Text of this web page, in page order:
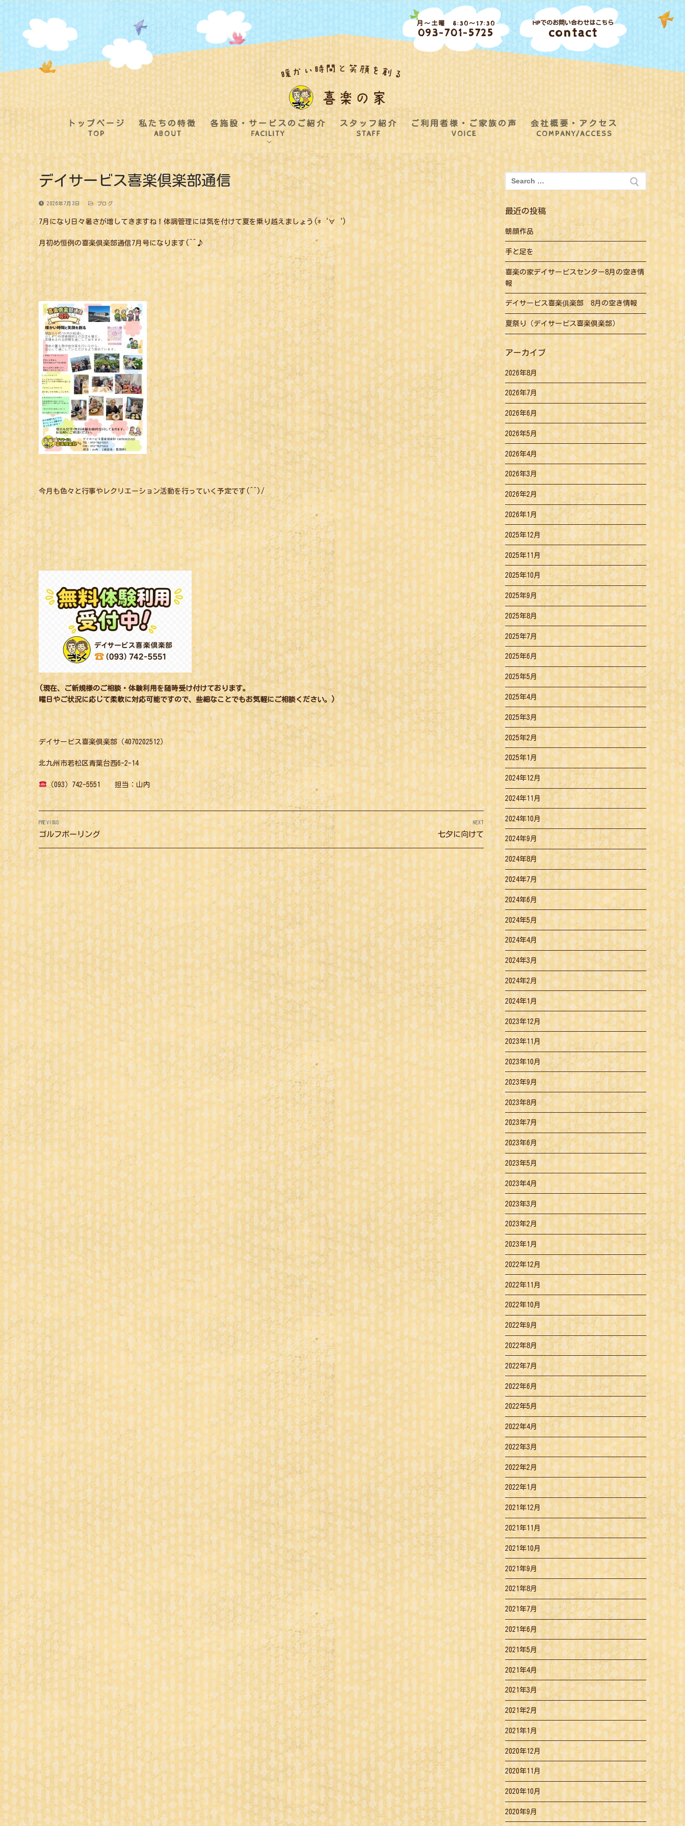
コ
ツ
ス
キ
ッ
プ
月～土曜 8:30～17:30
093-701-5725
HPでのお問い合わせはこちら
contact
トップページ
TOP
私たちの特徴
ABOUT
各施設・サービスのご紹介
FACILITY
スタッフ紹介
STAFF
ご利用者様・ご家族の声
VOICE
会社概要・アクセス
COMPANY/ACCESS
デイサービス喜楽倶楽部通信
2026年7月3日 ブログ
7月になり日々暑さが増してきますね！体調管理には気を付けて夏を乗り越えましょう(*‘∀‘)
月初め恒例の喜楽倶楽部通信7月号になります(^^♪
今月も色々と行事やレクリエーション活動を行っていく予定です(^^)/
(現在、ご新規様のご相談・体験利用を随時受け付けております。
曜日やご状況に応じて柔軟に対応可能ですので、些細なことでもお気軽にご相談ください。)
デイサービス喜楽倶楽部（4070202512）
北九州市若松区青葉台西6-2-14
（093）742-5551 担当：山内
投
稿
ナ
ビ
ゲ
ー
シ
ョ
ン
PREVIOUS
Previous
post:
ゴルフボーリング
NEXT
Next
post:
七夕に向けて
索:
最近の投稿
朝顔作品
手と足を
喜楽の家デイサービスセンター8月の空き情
報
デイサービス喜楽俱楽部 8月の空き情報
夏祭り（デイサービス喜楽倶楽部）
アーカイブ
2026年8月
2026年7月
2026年6月
2026年5月
2026年4月
2026年3月
2026年2月
2026年1月
2025年12月
2025年11月
2025年10月
2025年9月
2025年8月
2025年7月
2025年6月
2025年5月
2025年4月
2025年3月
2025年2月
2025年1月
2024年12月
2024年11月
2024年10月
2024年9月
2024年8月
2024年7月
2024年6月
2024年5月
2024年4月
2024年3月
2024年2月
2024年1月
2023年12月
2023年11月
2023年10月
2023年9月
2023年8月
2023年7月
2023年6月
2023年5月
2023年4月
2023年3月
2023年2月
2023年1月
2022年12月
2022年11月
2022年10月
2022年9月
2022年8月
2022年7月
2022年6月
2022年5月
2022年4月
2022年3月
2022年2月
2022年1月
2021年12月
2021年11月
2021年10月
2021年9月
2021年8月
2021年7月
2021年6月
2021年5月
2021年4月
2021年3月
2021年2月
2021年1月
2020年12月
2020年11月
2020年10月
2020年9月